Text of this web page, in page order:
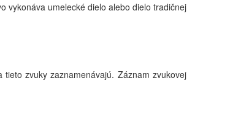
vykonáva umelecké dielo alebo dielo tradičnej
zvuky zaznamenávajú. Záznam zvukovej